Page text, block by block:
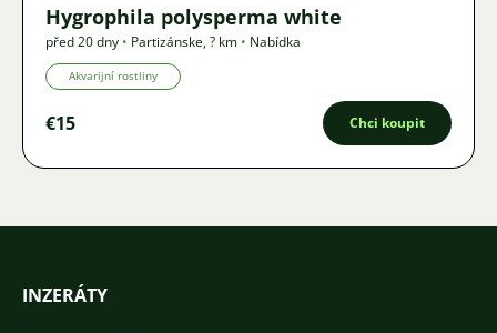
Hygrophila polysperma white
před 20 dny • Partizánske,? km • Nabídka
Akvarijní rostliny
€15 Chci koupit
INZERÁTY